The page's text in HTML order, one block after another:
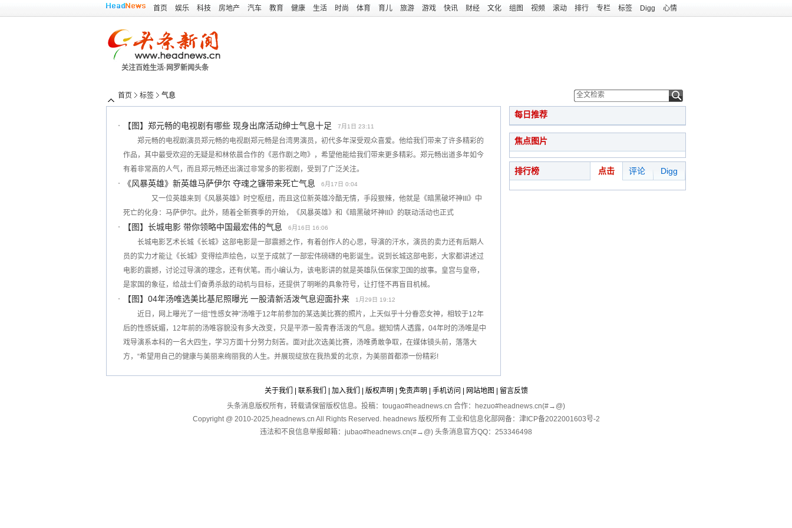
首页 娱乐 科技 房地产 汽车 教育 健康 生活 时尚 体育 育儿 旅游 游戏 快讯 财经 文化 组图 视频 滚动 排行 专栏 标签 Digg 心情
关注百姓生活·网罗新闻头条
首页 标签 气息
【图】郑元畅的电视剧有哪些 现身出席活动绅士气息十足 7月1日 23:11
郑元畅的电视剧演员郑元畅的电视剧郑元畅是台湾男演员，初代多年深受观众喜爱。他给我们带来了许多精彩的
作品，其中最受欢迎的无疑是和林依晨合作的《恶作剧之吻》，希望他能给我们带来更多精彩。郑元畅出道多年如今
有着非常高的人气，而且郑元畅还出演过非常多的影视剧，受到了广泛关注。
《风暴英雄》新英雄马萨伊尔 夺魂之镰带来死亡气息 6月17日 0:04
又一位英雄来到《风暴英雄》时空枢纽，而且这位新英雄冷酷无情，手段狠辣，他就是《暗黑破坏神III》中
死亡的化身：马萨伊尔。此外，随着全新赛季的开始，《风暴英雄》和《暗黑破坏神III》的联动活动也正式
【图】长城电影 带你领略中国最宏伟的气息 6月16日 16:06
长城电影艺术长城《长城》这部电影是一部震撼之作，有着创作人的心思，导演的汗水，演员的卖力还有后期人
员的实力才能让《长城》变得绘声绘色，以至于成就了一部宏伟磅礴的电影诞生。说到长城这部电影，大家都讲述过
电影的震撼，讨论过导演的理念，还有伏笔。而小编认为，该电影讲的就是英雄队伍保家卫国的故事。皇宫与皇帝，
是家国的象征，给战士们奋勇杀敌的动机与目标，还提供了明晰的具象符号，让打怪不再盲目机械。
【图】04年汤唯选美比基尼照曝光 一股清新活泼气息迎面扑来 1月29日 19:12
近日，网上曝光了一组“性感女神”汤唯于12年前参加的某选美比赛的照片，上天似乎十分眷恋女神，相较于12年
后的性感妩媚，12年前的汤唯容貌没有多大改变，只是平添一股青春活泼的气息。据知情人透露，04年时的汤唯是中
戏导演系本科的一名大四生，学习方面十分努力刻苦。面对此次选美比赛，汤唯勇敢争取，在媒体镜头前，落落大
方，“希望用自己的健康与美丽来绚丽我的人生。并展现绽放在我热爱的北京，为美丽首都添一份精彩!
每日推荐
焦点图片
排行榜 点击 评论 Digg
关于我们 联系我们 加入我们 版权声明 免责声明 手机访问 网站地图
留言反馈
头条消息版权所有，转载请保留版权信息。投稿：tougao#headnews.cn 合作：hezuo#headnews.cn(#→@)
Copyright @ 2010-2025,headnews.cn All Rights Reserved. headnews 版权所有 工业和信息化部网备：津ICP备2022001603号-2
违法和不良信息举报邮箱：jubao#headnews.cn(#→@) 头条消息官方QQ：253346498